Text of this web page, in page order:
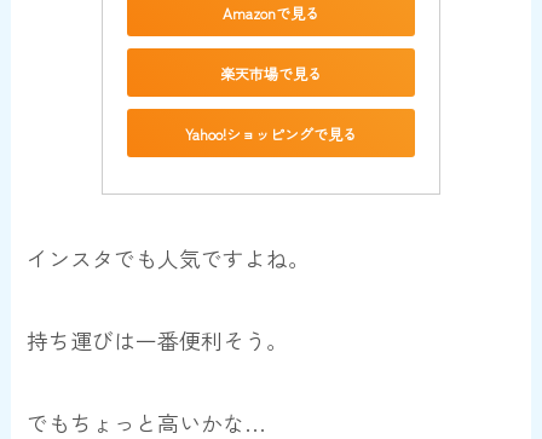
Amazonで見る
楽天市場で見る
Yahoo!ショッピングで見る
インスタでも人気ですよね。
持ち運びは一番便利そう。
でもちょっと高いかな…